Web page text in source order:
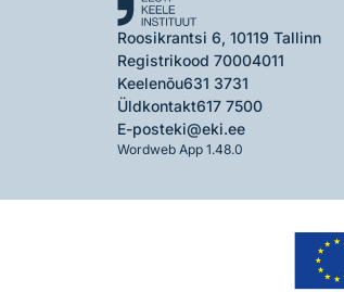
Roosikrantsi 6, 10119 Tallinn
Registrikood 70004011
Keelenõu631 3731
Üldkontakt617 7500
E-posteki@eki.ee
Wordweb App 1.48.0